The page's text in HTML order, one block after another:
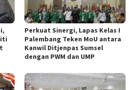
Perkuat Sinergi, Lapas Kelas I
Palembang Teken MoU antara
Kanwil Ditjenpas Sumsel
dengan PWM dan UMP